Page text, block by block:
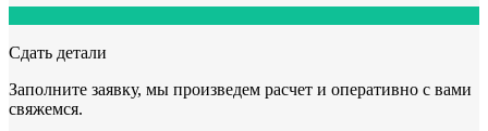
Сдать детали
Заполните заявку, мы произведем расчет и оперативно с вами
свяжемся.